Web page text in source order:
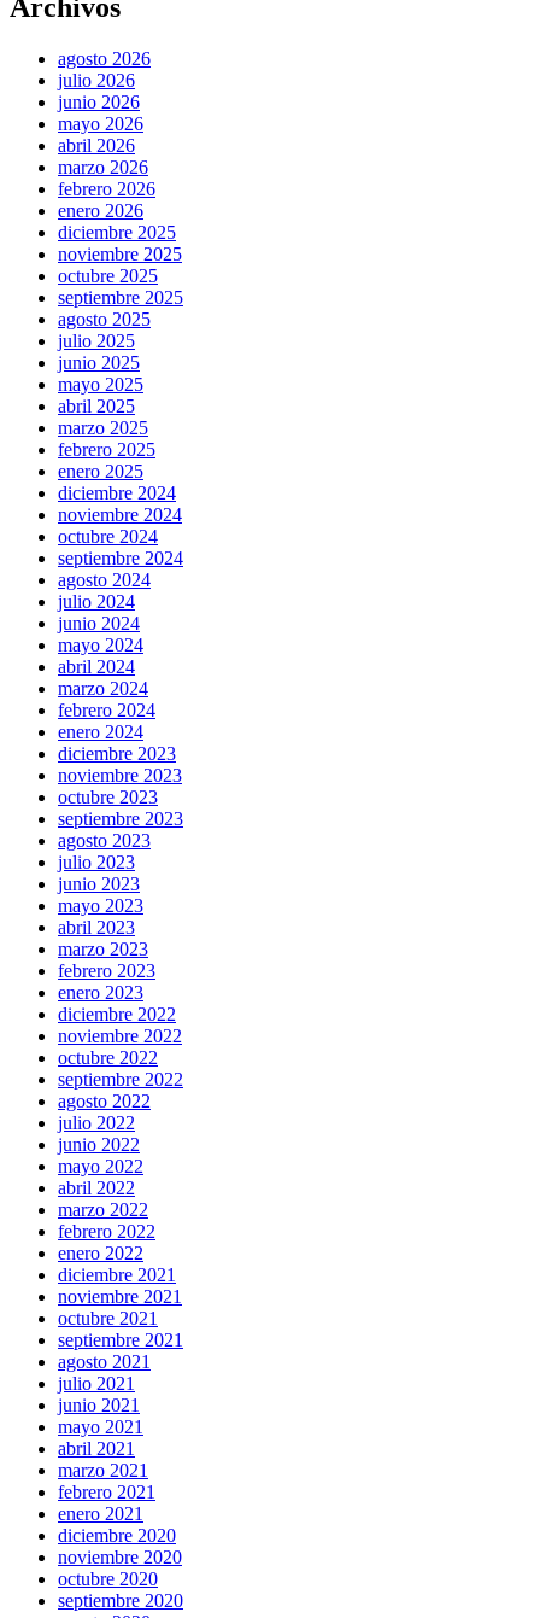
Archivos
agosto 2026
julio 2026
junio 2026
mayo 2026
abril 2026
marzo 2026
febrero 2026
enero 2026
diciembre 2025
noviembre 2025
octubre 2025
septiembre 2025
agosto 2025
julio 2025
junio 2025
mayo 2025
abril 2025
marzo 2025
febrero 2025
enero 2025
diciembre 2024
noviembre 2024
octubre 2024
septiembre 2024
agosto 2024
julio 2024
junio 2024
mayo 2024
abril 2024
marzo 2024
febrero 2024
enero 2024
diciembre 2023
noviembre 2023
octubre 2023
septiembre 2023
agosto 2023
julio 2023
junio 2023
mayo 2023
abril 2023
marzo 2023
febrero 2023
enero 2023
diciembre 2022
noviembre 2022
octubre 2022
septiembre 2022
agosto 2022
julio 2022
junio 2022
mayo 2022
abril 2022
marzo 2022
febrero 2022
enero 2022
diciembre 2021
noviembre 2021
octubre 2021
septiembre 2021
agosto 2021
julio 2021
junio 2021
mayo 2021
abril 2021
marzo 2021
febrero 2021
enero 2021
diciembre 2020
noviembre 2020
octubre 2020
septiembre 2020